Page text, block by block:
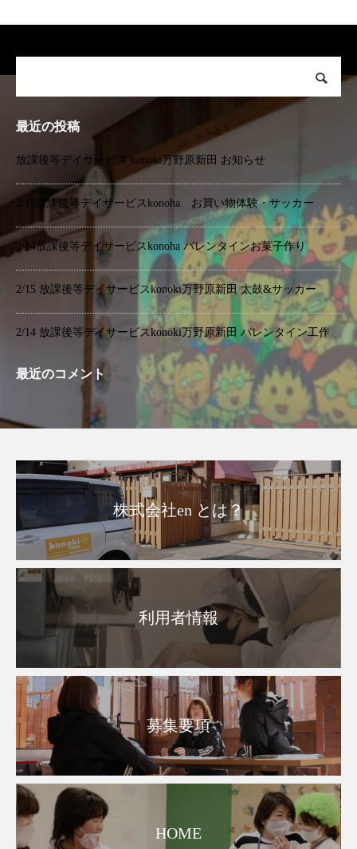
最近の投稿
放課後等デイサービス konoki万野原新田 お知らせ
2/15放課後等デイサービスkonoha お買い物体験・サッカー
2/14放課後等デイサービスkonoha バレンタインお菓子作り
2/15 放課後等デイサービスkonoki万野原新田 太鼓&サッカー
2/14 放課後等デイサービスkonoki万野原新田 バレンタイン工作
最近のコメント
株式会社en とは？
利用者情報
募集要項
HOME